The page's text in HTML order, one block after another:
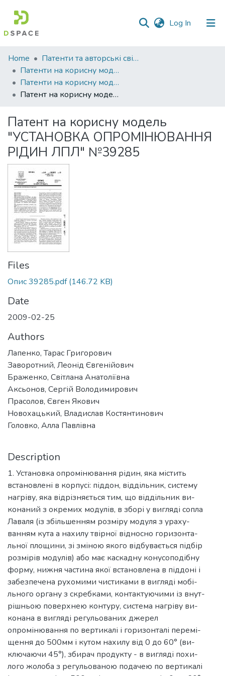
Log In (current)
Communities
&
Collections
Statistics
Home
Патенти та авторські свідоцтва
Патенти на корисну модель
Патенти на корисну модель_2009
Патент на корисну модель "УСТАНОВКА ОПРОМІНЮВАННЯ РІДИН ЛПЛ" №39285
Патент на корисну модель
"УСТАНОВКА ОПРОМІНЮВАННЯ
РІДИН ЛПЛ" №39285
Files
Опис 39285.pdf(146.72 KB)
Date
2009-02-25
Authors
Лапенко, Тарас Григорович
Заворотний, Леонід Євгенійович
Браженко, Світлана Анатоліївна
Аксьонов, Сергій Володимирович
Прасолов, Євген Якович
Новохацький, Владислав Костянтинович
Головко, Алла Павлівна
Description
1. Установка опромінювання рідин, яка містить
встановлені в корпусі: піддон, віддільник, систему
нагріву, яка відрізняється тим, що віддільник ви-
конаний з окремих модулів, в зборі у вигляді сопла
Лаваля (із збільшенням розміру модуля з ураху-
ванням кута a нахилу твірної відносно горизонта-
льної площини, зі зміною якого відбувається підбір
розмірів модулів) або має каскадну конусоподібну
форму, нижня частина якої встановлена в піддоні і
забезпечена рухомими чистиками в вигляді мобі-
льного органу з скребками, контактуючими із внут-
рішньою поверхнею контуру, система нагріву ви-
конана в вигляді регульованих джерел
опромінювання по вертикалі і горизонталі перемі-
щення до 500мм і кутом нахилу від 0 до 60° (ви-
ключаючи 45°), збирач продукту - в вигляді похи-
лого жолоба з регульованою подачею по вертикалі